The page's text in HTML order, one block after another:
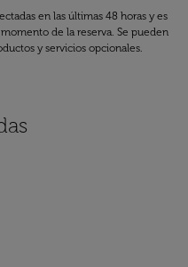
en las últimas 48 horas y es
de la reserva. Se pueden
y servicios opcionales.